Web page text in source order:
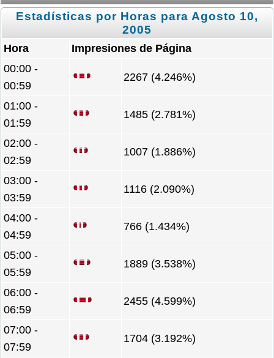
Estadísticas por Horas para Agosto 10,
2005
Hora
Impresiones de Página
00:00 -
00:59
2267 (4.246%)
01:00 -
01:59
1485 (2.781%)
02:00 -
02:59
1007 (1.886%)
03:00 -
03:59
1116 (2.090%)
04:00 -
04:59
766 (1.434%)
05:00 -
05:59
1889 (3.538%)
06:00 -
06:59
2455 (4.599%)
07:00 -
07:59
1704 (3.192%)